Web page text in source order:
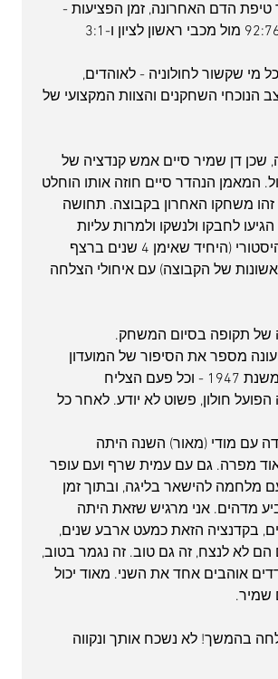
2 posts
טיפת הדם האחרונה, זמן הפציעות -
מי שקשור לחולוניה - לאוהדים,
הנוכחי השחקנים והצוות המקצועי של
דן שמיר סיים אמש קנדציה של
סגול. המאמן הנהדר סיים חוזה אותו הוחלט
משחקו האחרון בקבוצה. תחושה
לחבקו ולנשקו ולמרות עליות
וירידות, כולם סיכמו קדנציה מוצלחת וארוכה בקנה מידה היסטורי (היחיד שאימן 4 שנים ברצף
מייסד הפועל חולון ב-4 השנים הראשונות של הקבוצה) עם איחולי הצלחה
של תקופה בסיום המשחק.
מספר את הסיפור של המועדון
הזה. הפועל חולון זה מועדון שעבר כל כך הרבה תהפוכות משנת 1947 - וכל פעם הצליח
חולון, פשוט לא יודע. לאחר כל
עם מודי (מאור) השנה היתה
מפרה. גם עם עמית שרף ועם עופר
מלחמה להישאר בליגה, ובתוך זמן
מדהים. אני מרגיש שזאת היתה
בקדנציה הזאת כמעט ארבע שנים,
לא לנצח, זה גם טוב. זה נגמר בטוב,
אוהבים אחד את השני. מאוד יכול
שמיר.
בהמשך! לא נשכח אותך ונקווה